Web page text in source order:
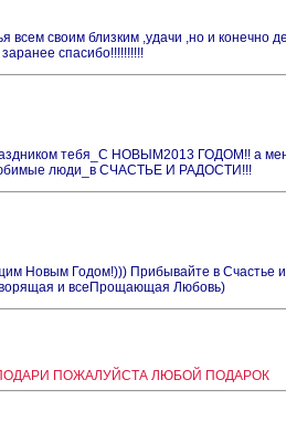
всем своим близким ,удачи ,но и конечно
спасибо!!!!!!!!!!
тебя_С НОВЫМ2013 ГОДОМ!! а
люди_в СЧАСТЬЕ И РАДОСТИ!!!
Новым Годом!))) Прибывайте в Счастье
и всеПрощающая Любовь)
ПОЖАЛУЙСТА ЛЮБОЙ ПОДАРОК